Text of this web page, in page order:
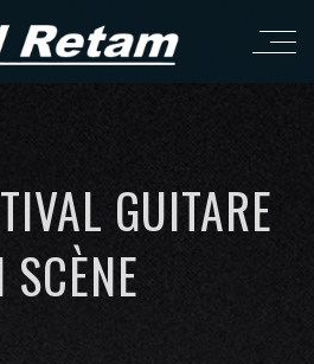
GUITARE
SCÈNE